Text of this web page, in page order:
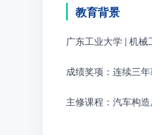
教育背景
广东工业大学 | 机
成绩奖项：连续三年
主修课程：汽车构